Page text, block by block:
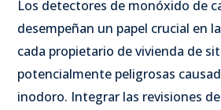
Los detectores de monóxido de
desempeñan un papel crucial en
cada propietario de vivienda de
potencialmente peligrosas
inodoro. Integrar las revisiones